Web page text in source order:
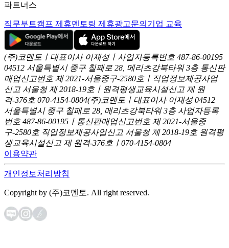
파트너스
직무부트캠프 제휴멘토링 제휴광고문의 기업 교육
(주)코멘토ㅣ대표이사 이재성ㅣ사업자등록번호 487-86-00195
04512 서울특별시 중구 칠패로 28, 메리츠강북타워 3층 통신판
매업신고번호 제 2021-서울중구-2580호ㅣ직업정보제공사업
신고 서울청 제 2018-19호ㅣ원격평생교육시설신고 제 원
격-376호 070-4154-0804(주)코멘토ㅣ대표이사 이재성 04512
서울특별시 중구 칠패로 28, 메리츠강북타워 3층 사업자등록
번호 487-86-00195ㅣ통신판매업신고번호 제 2021-서울중
구-2580호 직업정보제공사업신고 서울청 제 2018-19호 원격평
생교육시설신고 제 원격-376호ㅣ070-4154-0804
이용약관
개인정보처리방침
Copyright by (주)코멘토. All right reserved.